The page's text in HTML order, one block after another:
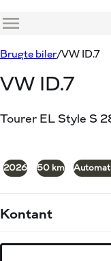
Menu
Brugte biler VW ID.7
VW ID.7
Tourer EL Style S
2026 50 km
Kontant